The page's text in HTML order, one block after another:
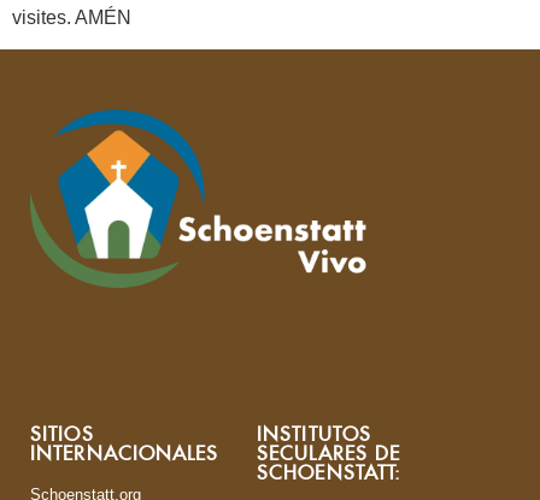
visites. AMÉN
SITIOS
INTERNACIONALES
Schoenstatt.org
INSTITUTOS
SECULARES DE
SCHOENSTATT: